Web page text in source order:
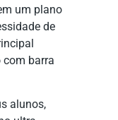
um plano
de
barra
alunos,